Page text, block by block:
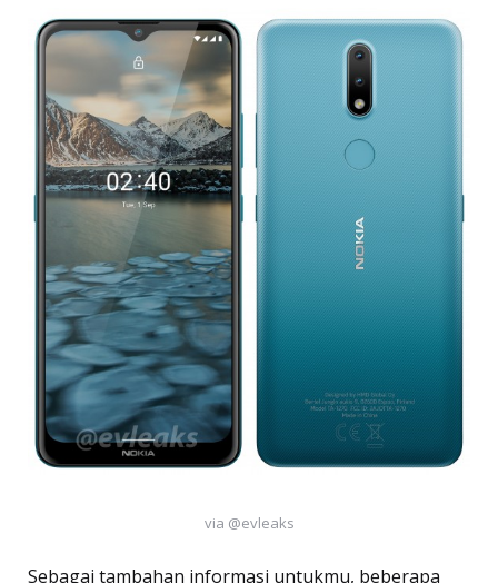
via @evleaks
Sebagai tambahan informasi untukmu, beberapa